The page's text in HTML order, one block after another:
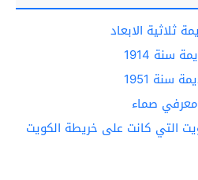
ثلاثية الابعاد
1914
1951
صماء
التي كانت على خريطة الكويت